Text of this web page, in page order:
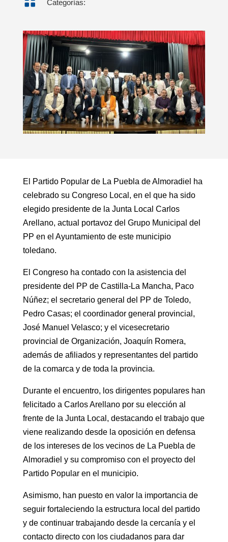
Categorías:
El Partido Popular de La Puebla de Almoradiel ha
celebrado su Congreso Local, en el que ha sido
elegido presidente de la Junta Local Carlos
Arellano, actual portavoz del Grupo Municipal del
PP en el Ayuntamiento de este municipio
toledano.
El Congreso ha contado con la asistencia del
presidente del PP de Castilla-La Mancha, Paco
Núñez; el secretario general del PP de Toledo,
Pedro Casas; el coordinador general provincial,
José Manuel Velasco; y el vicesecretario
provincial de Organización, Joaquín Romera,
además de afiliados y representantes del partido
de la comarca y de toda la provincia.
Durante el encuentro, los dirigentes populares han
felicitado a Carlos Arellano por su elección al
frente de la Junta Local, destacando el trabajo que
viene realizando desde la oposición en defensa
de los intereses de los vecinos de La Puebla de
Almoradiel y su compromiso con el proyecto del
Partido Popular en el municipio.
Asimismo, han puesto en valor la importancia de
seguir fortaleciendo la estructura local del partido
y de continuar trabajando desde la cercanía y el
contacto directo con los ciudadanos para dar